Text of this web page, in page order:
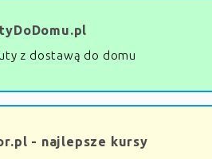
z dostawą do domu
- najlepsze kursy